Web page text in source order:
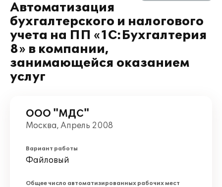
Автоматизация
бухгалтерского и налогового
учета на ПП «1С:Бухгалтерия
8» в компании,
занимающейся оказанием
услуг
ООО "МДС"
Москва, Апрель 2008
Вариант работы
Файловый
Общее число автоматизированных рабочих мест